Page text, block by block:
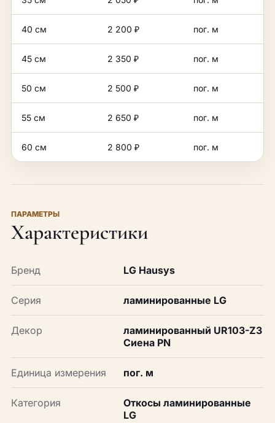
40 см 2 200 ₽ пог. м
45 см 2 350 ₽ пог. м
50 см 2 500 ₽ пог. м
55 см 2 650 ₽ пог. м
60 см 2 800 ₽ пог. м
ПАРАМЕТРЫ
Характеристики
Бренд LG Hausys
Серия ламинированные LG
Декор
ламинированный UR103-Z3
Сиена PN
Единица измерения пог. м
Категория
Откосы ламинированные
LG